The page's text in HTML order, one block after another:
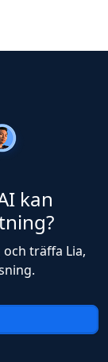
kan
träffa Lia,